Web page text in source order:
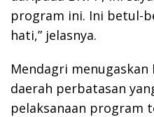
program ini. Ini betul-
hati,” jelasnya.
Mendagri menugaskan
daerah perbatasan
pelaksanaan program